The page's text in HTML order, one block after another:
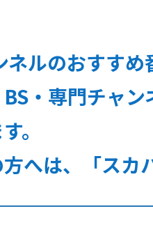
ネルのおすす
・専門チャ
。
へは、「スカ